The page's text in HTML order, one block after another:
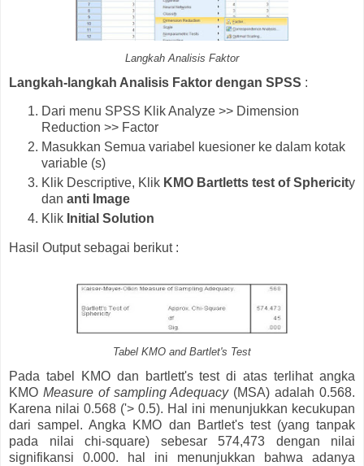
Langkah Analisis Faktor
Langkah-langkah Analisis Faktor dengan SPSS :
Dari menu SPSS Klik Analyze >> Dimension
Reduction >> Factor
Masukkan Semua variabel kuesioner ke dalam kotak
variable (s)
Klik Descriptive, Klik KMO Bartletts test of Sphericity
dan anti Image
Klik Initial Solution
Hasil Output sebagai berikut :
Tabel KMO and Bartlet's Test
Pada tabel KMO dan bartlett's test di atas terlihat angka
KMO Measure of sampling Adequacy(MSA) adalah 0.568.
Karena nilai 0.568 ('> 0.5). Hal ini menunjukkan kecukupan
dari sampel. Angka KMO dan Bartlet's test (yang tanpak
pada nilai chi-square) sebesar 574,473 dengan nilai
signifikansi 0.000. hal ini menunjukkan bahwa adanya